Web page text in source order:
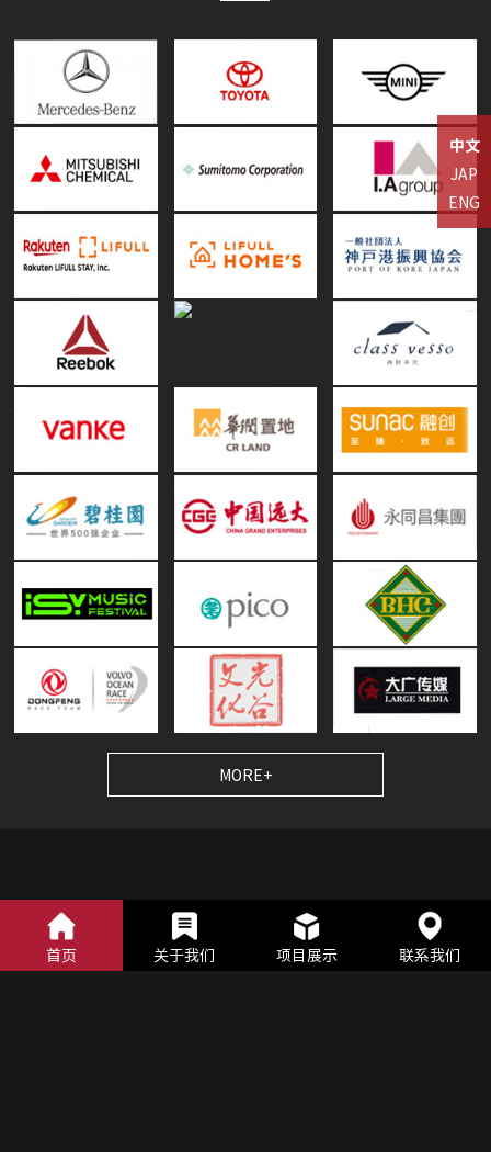
MORE+
中文
JAP
ENG
首页 关于我们 项目展示 联系我们